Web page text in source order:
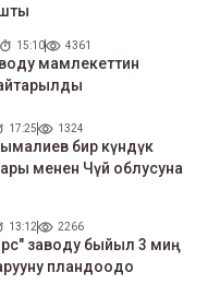
15:10 4361
мамлекеттин
17:25 1324
бир күндүк
менен Чүй облусуна
13:12 2266
заводу быйыл 3 миң
пландоодо